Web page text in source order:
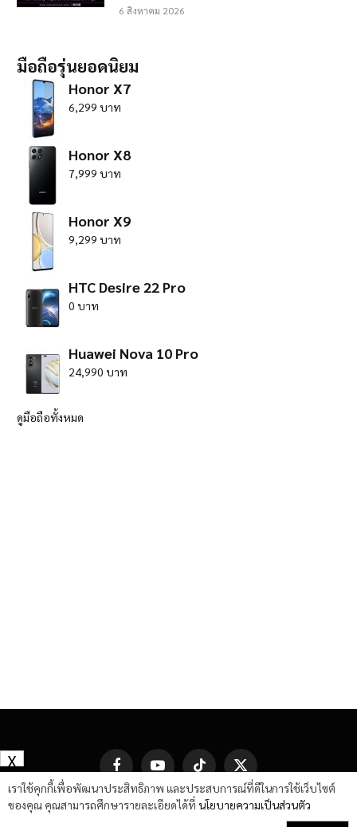
6 สิงหาคม 2026
มือถือรุ่นยอดนิยม
Honor X7
6,299 บาท
Honor X8
7,999 บาท
Honor X9
9,299 บาท
HTC Desire 22 Pro
0 บาท
Huawei Nova 10 Pro
24,990 บาท
ดูมือถือทั้งหมด
FacebookYouTube TikTok
X
(Twitter)
เราใช้คุกกี้เพื่อพัฒนาประสิทธิภาพ และประสบการณ์ที่ดีในการใช้เว็บไซต์
ของคุณ คุณสามารถศึกษารายละเอียดได้ที่ นโยบายความเป็นส่วนตัว
X